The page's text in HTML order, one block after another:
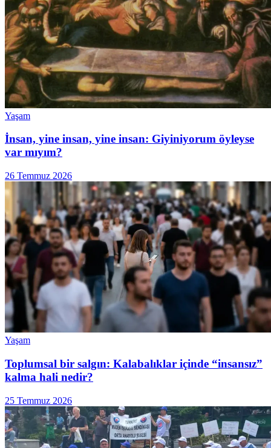
Yaşam
İnsan, yine insan, yine insan: Giyiniyorum öyleyse
var mıyım?
26 Temmuz 2026
Yaşam
Toplumsal bir salgın: Kalabalıklar içinde “insansız”
kalma hali nedir?
25 Temmuz 2026